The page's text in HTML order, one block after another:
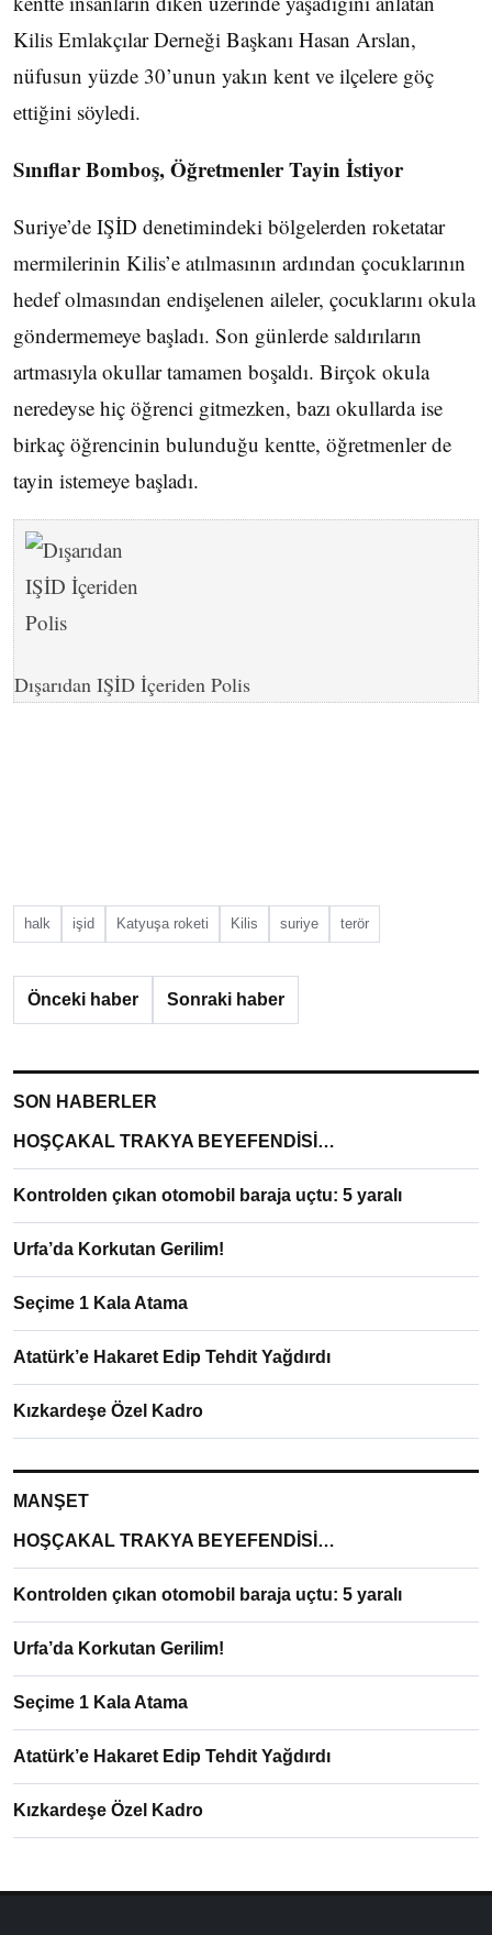
Kilis Emlakçılar Derneği Başkanı Hasan Arslan,
nüfusun yüzde 30’unun yakın kent ve ilçelere göç
ettiğini söyledi.
Sınıflar Bomboş, Öğretmenler Tayin İstiyor
Suriye’de IŞİD denetimindeki bölgelerden roketatar
mermilerinin Kilis’e atılmasının ardından çocuklarının
hedef olmasından endişelenen aileler, çocuklarını okula
göndermemeye başladı. Son günlerde saldırıların
artmasıyla okullar tamamen boşaldı. Birçok okula
neredeyse hiç öğrenci gitmezken, bazı okullarda ise
birkaç öğrencinin bulunduğu kentte, öğretmenler de
tayin istemeye başladı.
Dışarıdan IŞİD İçeriden Polis
halk işid Katyuşa roketi Kilis suriye terör
Önceki haber Sonraki haber
SON HABERLER
HOŞÇAKAL TRAKYA BEYEFENDİSİ…
Kontrolden çıkan otomobil baraja uçtu: 5 yaralı
Urfa’da Korkutan Gerilim!
Seçime 1 Kala Atama
Atatürk’e Hakaret Edip Tehdit Yağdırdı
Kızkardeşe Özel Kadro
MANŞET
HOŞÇAKAL TRAKYA BEYEFENDİSİ…
Kontrolden çıkan otomobil baraja uçtu: 5 yaralı
Urfa’da Korkutan Gerilim!
Seçime 1 Kala Atama
Atatürk’e Hakaret Edip Tehdit Yağdırdı
Kızkardeşe Özel Kadro